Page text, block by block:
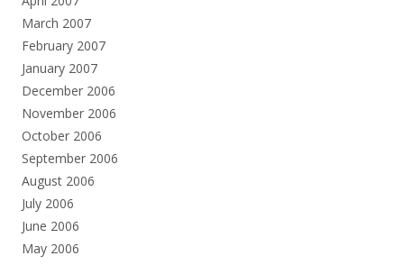
March 2007
February 2007
January 2007
December 2006
November 2006
October 2006
September 2006
August 2006
July 2006
June 2006
May 2006